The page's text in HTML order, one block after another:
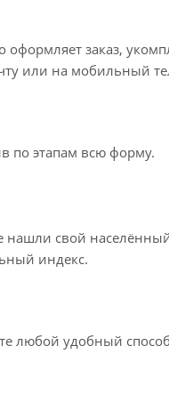
заказ,
или на мобильный
по этапам всю форму.
свой
индекс.
любой удобный